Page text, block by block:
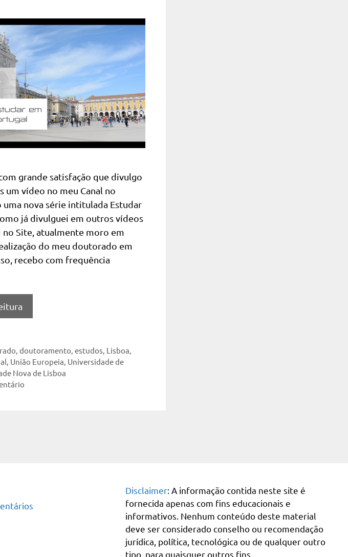
grande satisfação que divulgo
um vídeo no meu Canal no
uma nova série intitulada Estudar
já divulguei em outros vídeos
no Site, atualmente moro em
do meu doutorado em
recebo com frequência
,doutoramento,estudos, Lisboa,
, União Europeia, Universidade de
Nova de Lisboa
Disclaimer: A informação contida neste site é
fornecida apenas com fins educacionais e
informativos. Nenhum conteúdo deste material
deve ser considerado conselho ou recomendação
jurídica, política, tecnológica ou de qualquer outro
tipo, para quaisquer outros fins.